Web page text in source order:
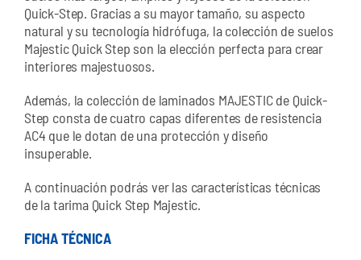
Quick-Step. Gracias a su mayor tamaño, su aspecto
natural y su tecnología hidrófuga, la colección de suelos
Majestic Quick Step son la elección perfecta para crear
interiores majestuosos.
Además, la colección de laminados MAJESTIC de Quick-
Step consta de cuatro capas diferentes de resistencia
AC4 que le dotan de una protección y diseño
insuperable.
A continuación podrás ver las características técnicas
de la tarima Quick Step Majestic.
FICHA TÉCNICA